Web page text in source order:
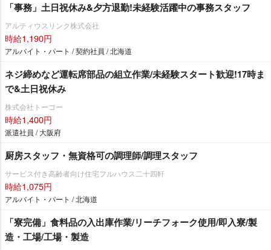
「事務」土日祝休み&夕方退勤!未経験活躍中の事務スタッフ
アルティウスリンク株式会社
時給1,190円
アルバイト・パート / 契約社員 / 北海道
ネジ締めなど運転席部品の組立作業/未経験スタート歓迎!17時ま
で&土日祝休み
株式会社トーコー
時給1,400円
派遣社員 / 大阪府
厨房スタッフ・無資格可の調理師/調理スタッフ
サービス付き高齢者向け住宅フルハウス二十四軒
時給1,075円
アルバイト・パート / 北海道
「寮完備」食料品の入出庫作業/リーチフォーク使用/即入寮/製
造・工場/工場・製造